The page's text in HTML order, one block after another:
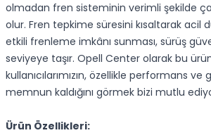
olmadan fren sisteminin verimli şekilde
olur. Fren tepkime süresini kısaltarak acil
etkili frenleme imkânı sunması, sürüş
seviyeye taşır. Opell Center olarak bu
kullanıcılarımızın, özellikle performans ve
memnun kaldığını görmek bizi mutlu
Ürün Özellikleri: